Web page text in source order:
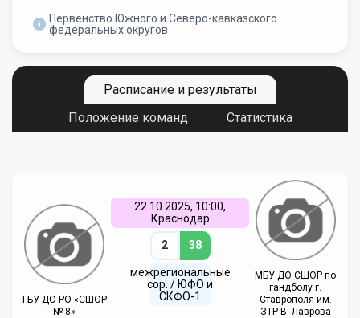
Первенство Южного и Северо-кавказского
федеральных округов
Расписание и результаты
Положение команд
Статистика
ГБУ ДО РО «СШОР
№ 8»
22.10.2025, 10:00,
Краснодар
2 38
межрегиональные
сор. / ЮФО и
СКФО-1
МБУ ДО СШОР по
гандболу г.
Ставрополя им.
ЗТР В. Лаврова